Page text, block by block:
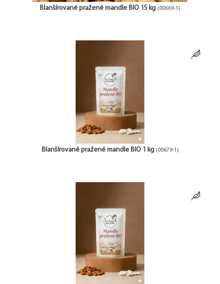
Blanšírované pražené mandle BIO 15 kg (00669-1)
Blanšírované pražené mandle BIO 1 kg (00679-1)